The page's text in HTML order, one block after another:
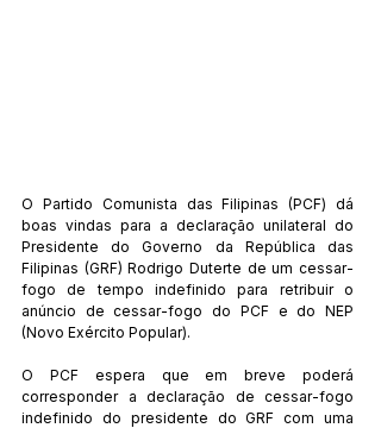
O Partido Comunista das Filipinas (PCF) dá
boas vindas para a declaração unilateral do
Presidente do Governo da República das
Filipinas (GRF) Rodrigo Duterte de um cessar-
fogo de tempo indefinido para retribuir o
anúncio de cessar-fogo do PCF e do NEP
(Novo Exército Popular).
O PCF espera que em breve poderá
corresponder a declaração de cessar-fogo
indefinido do presidente do GRF com uma